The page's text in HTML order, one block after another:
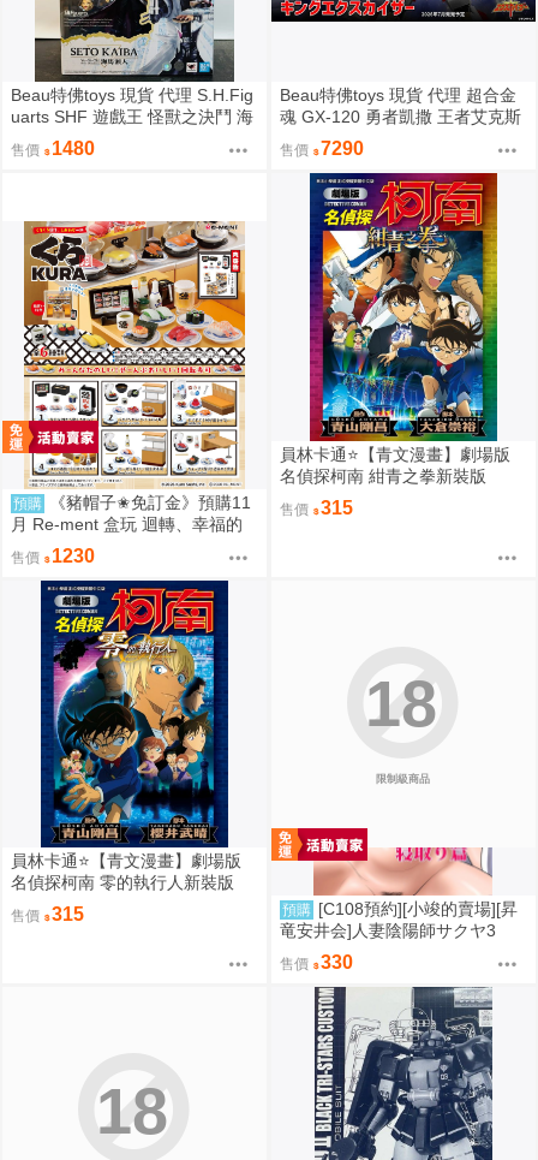
Beau特佛toys 現貨 代理 S.H.Fig
uarts SHF 遊戲王 怪獸之決鬥 海
馬瀬人 0209
售價 1480
Beau特佛toys 現貨 代理 超合金
魂 GX-120 勇者凱撒 王者艾克斯
凱撒 0209
售價 7290
預購
《豬帽子✬免訂金》預購11
月 Re-ment 盒玩 迴轉、幸福的
一盤 藏壽司 中盒6入 0816
售價 1230
員林卡通⭐️【青文漫畫】劇場版
名偵探柯南 紺青之拳新裝版
（全）作者：青山剛昌(附尼采書
套)
售價 315
員林卡通⭐️【青文漫畫】劇場版
名偵探柯南 零的執行人新裝版
（全）作者：青山剛昌(附尼采書
套)
售價 315
限制級商品
18
預購 [C108預約][小竣的賣場][昇
竜安井会]人妻陰陽師サクヤ3
寝取り篇 同人誌id=3785657
售價 330
18